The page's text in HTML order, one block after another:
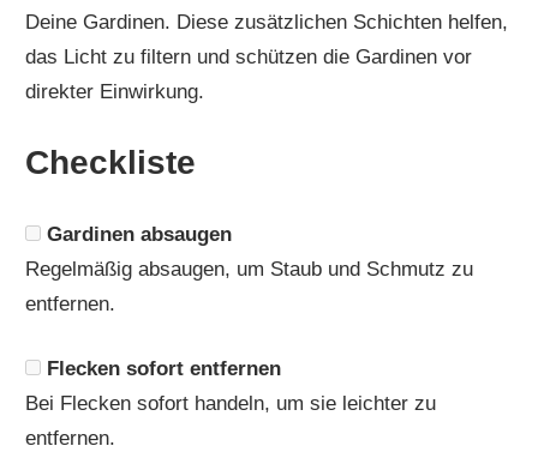
Deine Gardinen. Diese zusätzlichen Schichten helfen,
das Licht zu filtern und schützen die Gardinen vor
direkter Einwirkung.
Checkliste
Gardinen absaugen
Regelmäßig absaugen, um Staub und Schmutz zu
entfernen.
Flecken sofort entfernen
Bei Flecken sofort handeln, um sie leichter zu
entfernen.